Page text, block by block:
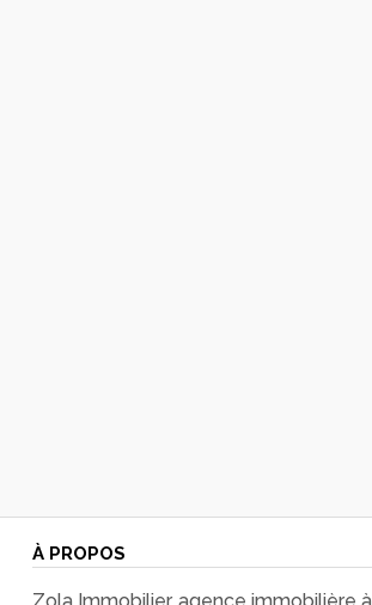
À PROPOS
Zola Immobilier, agence immobilière à